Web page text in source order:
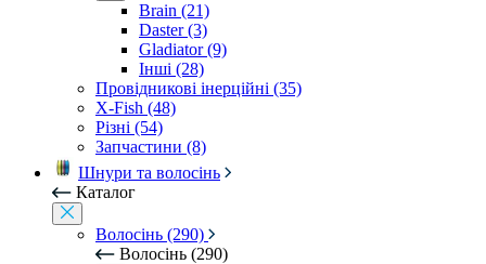
Brain (21)
Daster (3)
Gladiator (9)
Інші (28)
Провідникові інерційні (35)
X-Fish (48)
Різні (54)
Запчастини (8)
Шнури та волосінь
Каталог
Волосінь (290)
Волосінь (290)